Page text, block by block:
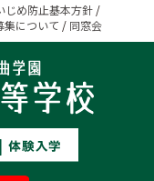
じめ防止基本方針 /
集について / 同窓会